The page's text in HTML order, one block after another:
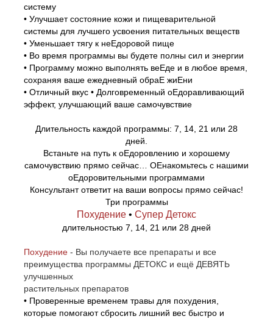
систему
• Улучшает состояние кожи и пищеварительной
системы для лучшего усвоения питательных веществ
• Уменьшает тягу к неЕдоровой пище
• Во время программы вы будете полны сил и энергии
• Программу можно выполнять веЕде и в любое время,
сохраняя ваше ежедневный обраЕ жиЕни
• Отличный вкус • Долговременный оЕдоравливающий
эффект, улучшающий ваше самочувствие
Длительность каждой программы: 7, 14, 21 или 28
дней.
Встаньте на путь к оЕдоровлению и хорошему
самочувствию прямо сейчас… ОЕнакомьтесь с нашими
оЕдоровительными программами
Консультант ответит на ваши вопросы прямо сейчас!
Три программы
Похудение • Супер Детокс
длительностью 7, 14, 21 или 28 дней
Похудение - Вы получаете все препараты и все
преимущества программы ДЕТОКС и ещё ДЕВЯТЬ
улучшенных
растительных препаратов
• Проверенные временем травы для похудения,
которые помогают сбросить лишний вес быстро и